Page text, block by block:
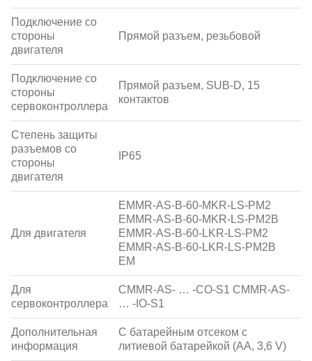
Подключение со
стороны
двигателя
Прямой разъем, резьбовой
Подключение со
стороны
сервоконтроллера
Прямой разъем, SUB-D, 15
контактов
Степень защиты
разъемов со
стороны
двигателя
IP65
Для двигателя
EMMR-AS-B-60-MKR-LS-PM2
EMMR-AS-B-60-MKR-LS-PM2B
EMMR-AS-B-60-LKR-LS-PM2
EMMR-AS-B-60-LKR-LS-PM2B
EM
Для
сервоконтроллера
CMMR-AS- … -CO-S1 CMMR-AS-
… -IO-S1
Дополнительная
информация
С батарейным отсеком с
литиевой батарейкой (АА, 3,6 V)